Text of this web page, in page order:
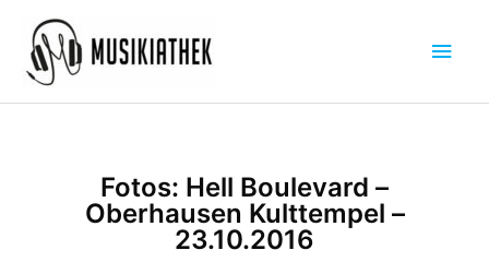
Inhalt
springen
Fotos: Hell Boulevard –
Oberhausen Kulttempel –
23.10.2016